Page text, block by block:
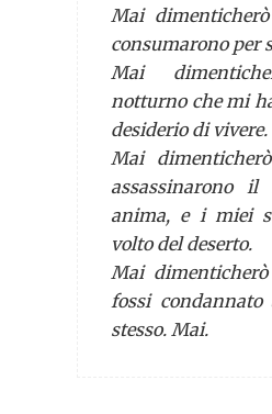
Mai
consumarono per
Mai
notturno che mi
desiderio di vivere.
Mai
assassinarono
anima, e i miei
volto del deserto.
Mai
fossi
stesso. Mai.